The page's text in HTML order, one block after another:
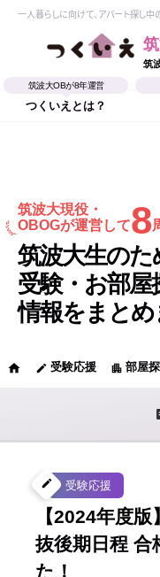
一人暮らしに向けて、アパート探し
筑
筑波大OBが8年運営
つくいえとは？
筑波大現役・
OBOGが運営して8
筑波大生のた
受験・お部屋
情報をまとめ
home edit 受験応援 apartment 部屋
create 受験応援
【2024年度
抜後期日程 合
た！